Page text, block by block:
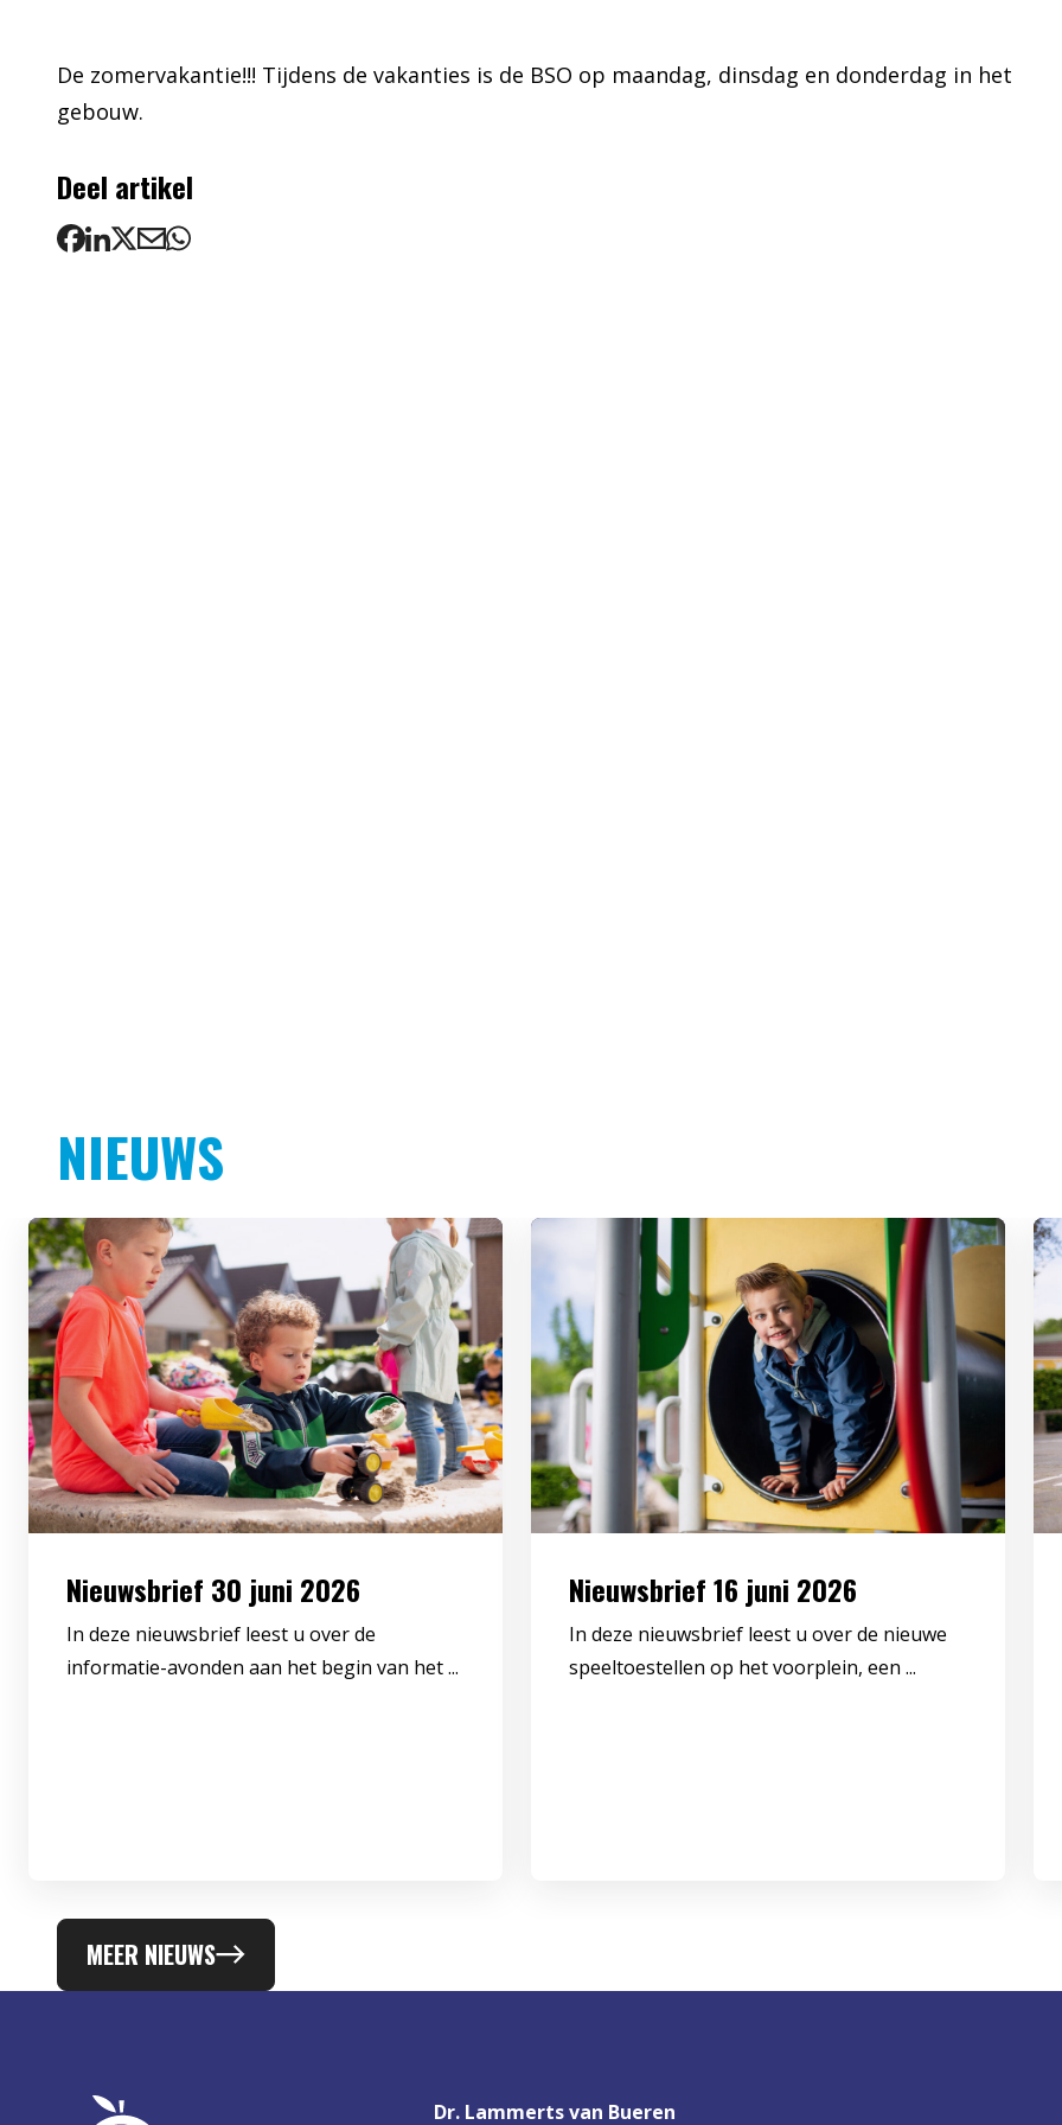
De zomervakantie!!! Tijdens de vakanties is de BSO op maandag, dinsdag en donderdag in het
gebouw.
Deel artikel
NIEUWS
Nieuwsbrief 30 juni 2026
In deze nieuwsbrief leest u over de
informatie-avonden aan het begin van het ...
Nieuwsbrief 16 juni 2026
In deze nieuwsbrief leest u over de nieuwe
speeltoestellen op het voorplein, een ...
MEER NIEUWS
Dr. Lammerts van Bueren